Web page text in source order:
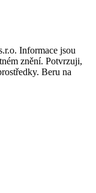
Informace jsou
znění. Potvrzuji,
Beru na